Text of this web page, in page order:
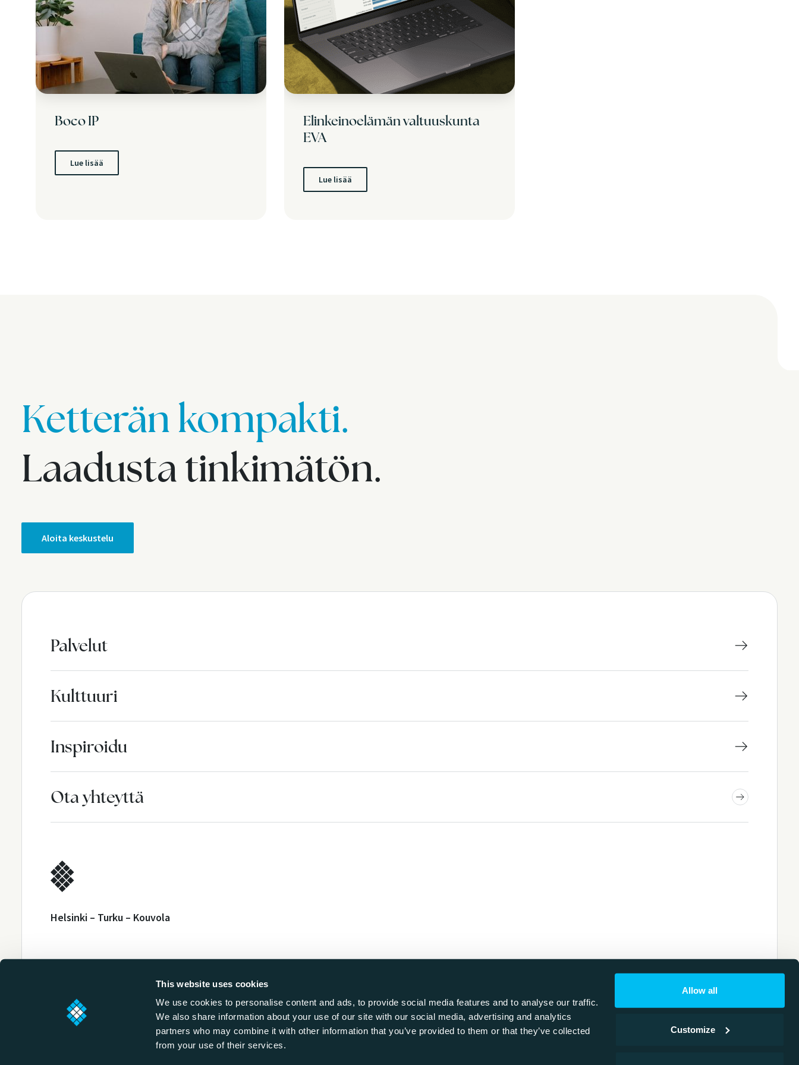
This website uses cookies
We use cookies to personalise content and ads, to provide social media features and to analyse our traffic.
We also share information about your use of our site with our social media, advertising and analytics
partners who may combine it with other information that you’ve provided to them or that they’ve collected
from your use of their services.
Allow all
Customize
Boco IP
Lue lisää
Elinkeinoelämän valtuuskunta
EVA
Lue lisää
Ketterän kompakti.
Laadusta tinkimätön.
Aloita keskustelu
Palvelut
Kulttuuri
Inspiroidu
Ota yhteyttä
Helsinki – Turku – Kouvola
© 2000-2026 Sofokus. Part ofDigital Heart Group.